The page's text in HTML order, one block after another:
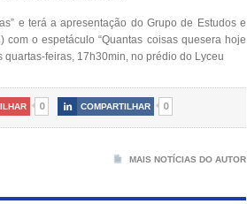
e terá a apresentação do Grupo de Estudos e
com o espetáculo “Quantas coisas quesera hoje
feiras, 17h30min, no prédio do Lyceu
0  COMPARTILHAR 0
MAIS NOTÍCIAS DO AUTOR